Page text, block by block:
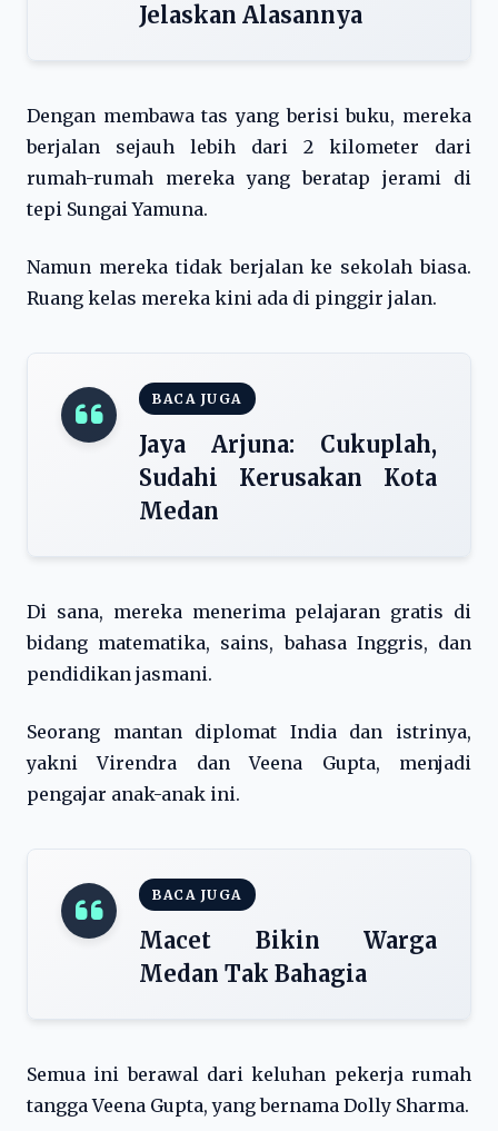
Jelaskan Alasannya
Dengan membawa tas yang berisi buku, mereka
berjalan sejauh lebih dari 2 kilometer dari
rumah-rumah mereka yang beratap jerami di
tepi Sungai Yamuna.
Namun mereka tidak berjalan ke sekolah biasa.
Ruang kelas mereka kini ada di pinggir jalan.
BACA JUGA
Jaya Arjuna: Cukuplah,
Sudahi Kerusakan Kota
Medan
Di sana, mereka menerima pelajaran gratis di
bidang matematika, sains, bahasa Inggris, dan
pendidikan jasmani.
Seorang mantan diplomat India dan istrinya,
yakni Virendra dan Veena Gupta, menjadi
pengajar anak-anak ini.
BACA JUGA
Macet Bikin Warga
Medan Tak Bahagia
Semua ini berawal dari keluhan pekerja rumah
tangga Veena Gupta, yang bernama Dolly Sharma.